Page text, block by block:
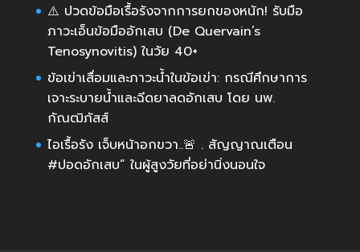
⚠️ ปวดข้อมือเรื้อรังจากการยกของหนัก! รับมือ
ภาวะเอ็นข้อมืออักเสบ (De Quervain’s
Tenosynovitis) ในวัย 40+
ข้อเข่าเสื่อมและภาวะน้ำในข้อเข่า: กรณีศึกษาการ
เจาะระบายน้ำและฉีดยาลดอักเสบ โดย นพ.
กัณฒิภัสส์
ไอเรื้อรัง เจ็บหน้าอกขวา..🚨 . สัญญาณเตือน
#ปอดอักเสบ” ในผู้สูงวัยที่อย่านิ่งนอนใจ